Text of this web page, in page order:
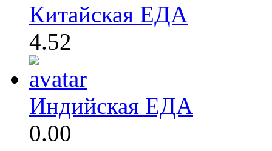
Китайская ЕДА
4.52
Индийская ЕДА
0.00